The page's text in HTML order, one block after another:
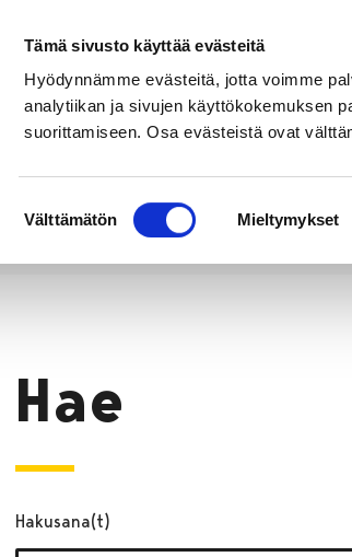
Tämä sivusto käyttää evästeitä
Hyödynnämme evästeitä, jotta voimme
analytiikan ja sivujen käyttökokemuksen
suorittamiseen. Osa evästeistä ovat
valinta
Välttämätön Mieltymykset
Hae
Hakusana(t)